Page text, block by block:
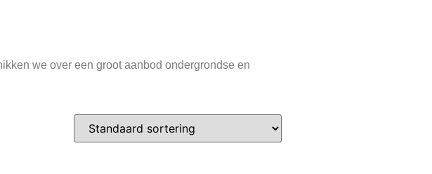
we over een groot aanbod ondergrondse en